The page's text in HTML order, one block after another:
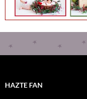
HAZTE FAN